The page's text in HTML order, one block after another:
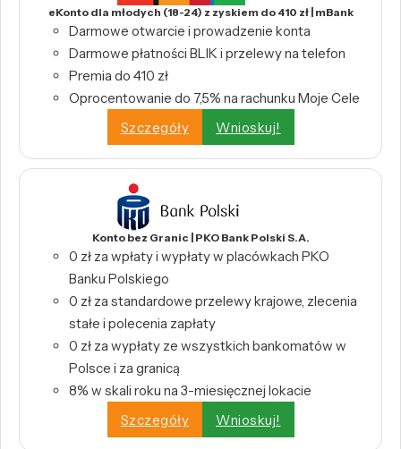
eKonto dla młodych (18-24) z zyskiem do 410 zł | mBank
Darmowe otwarcie i prowadzenie konta
Darmowe płatności BLIK i przelewy na telefon
Premia do 410 zł
Oprocentowanie do 7,5% na rachunku Moje Cele
Szczegóły
Wnioskuj!
Konto bez Granic | PKO Bank Polski S.A.
0 zł za wpłaty i wypłaty w placówkach PKO
Banku Polskiego
0 zł za standardowe przelewy krajowe, zlecenia
stałe i polecenia zapłaty
0 zł za wypłaty ze wszystkich bankomatów w
Polsce i za granicą
8% w skali roku na 3-miesięcznej lokacie
Szczegóły
Wnioskuj!